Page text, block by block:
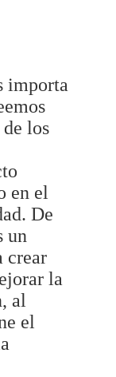
importa
los
en el
De
un
crear
la
al
el